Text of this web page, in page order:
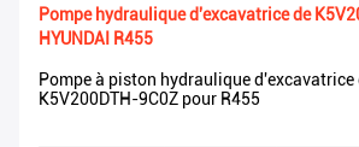
Pompe hydraulique d'excavatrice de
HYUNDAI R455
Pompe à piston hydraulique d'excavatrice
K5V200DTH-9C0Z pour R455